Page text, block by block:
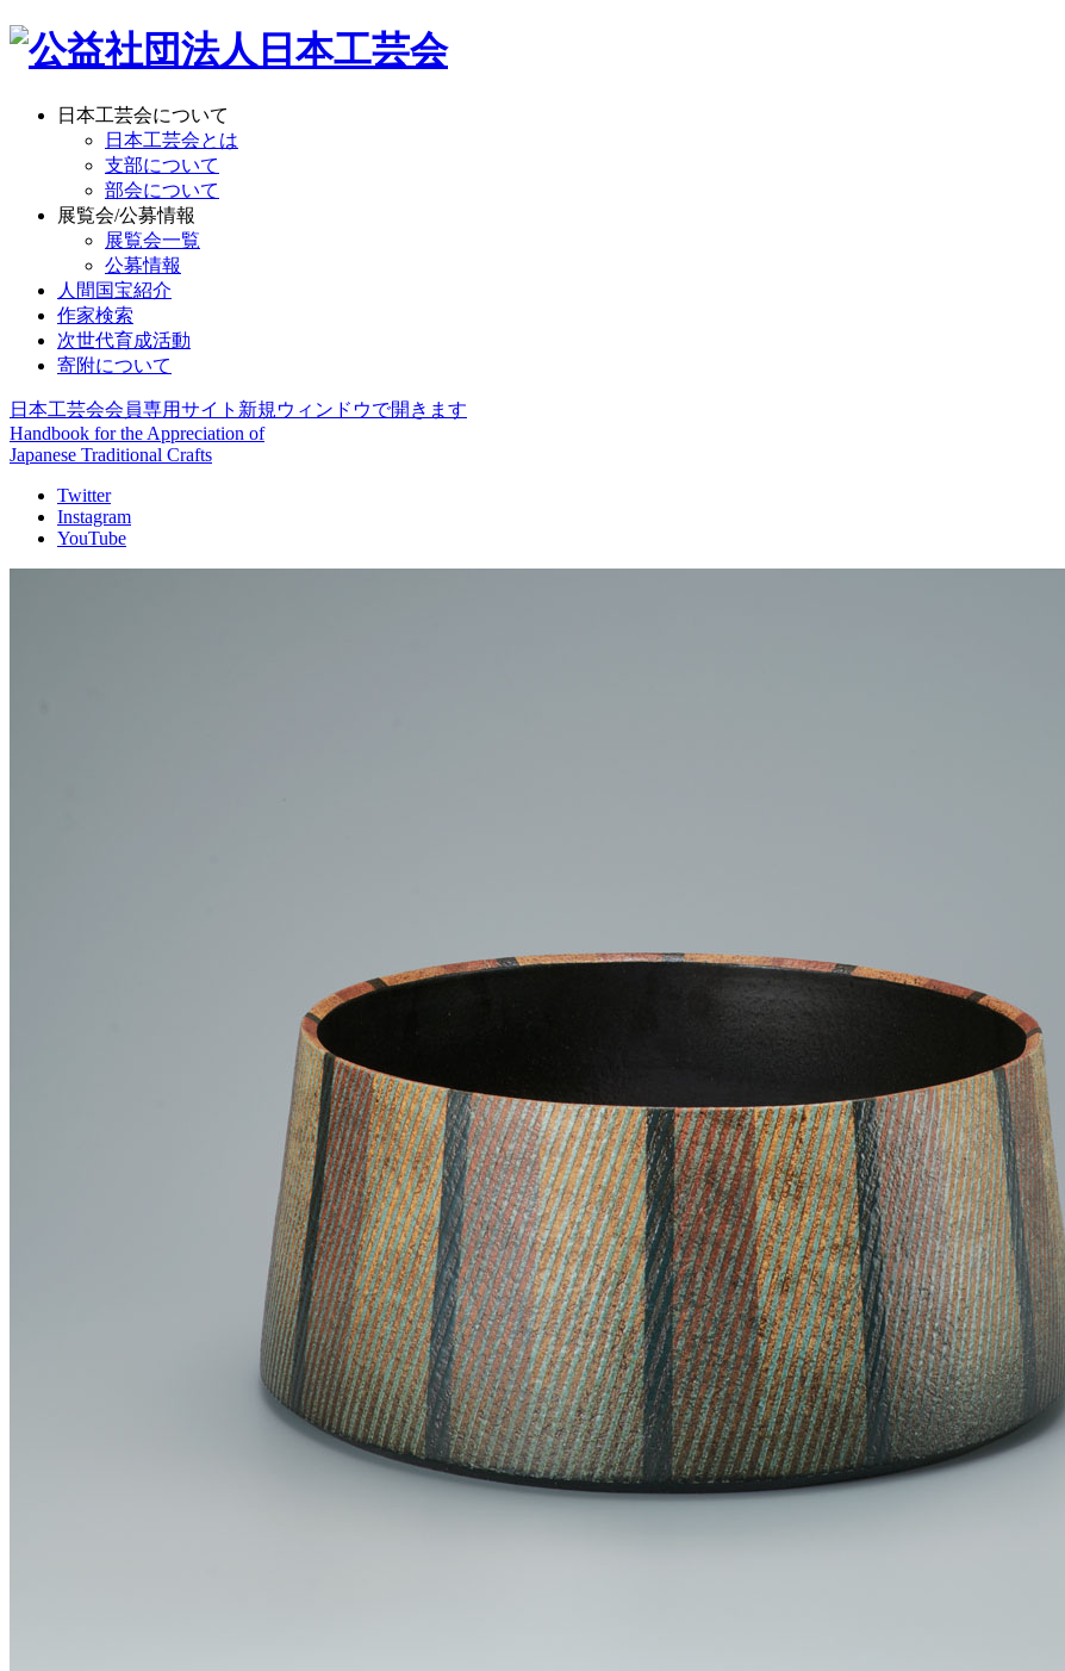
日本工芸会について
日本工芸会とは
支部について
部会について
展覧会/公募情報
展覧会一覧
公募情報
人間国宝紹介
作家検索
次世代育成活動
寄附について
日本工芸会会員専用サイト 新規ウィンドウで開きます
Handbook for the Appreciation of
Japanese Traditional Crafts
Twitter
Instagram
YouTube